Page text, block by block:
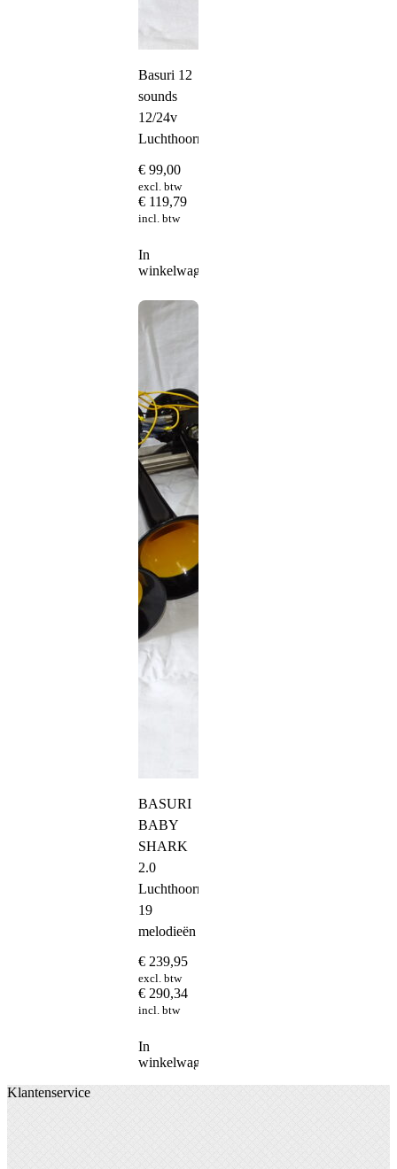
Basuri 12
sounds
12/24v
Luchthoorn
€ 99,00
excl. btw
€ 119,79
incl. btw
In
winkelwagen
BASURI
BABY
SHARK
2.0
Luchthoorn-
19
melodieën
€ 239,95
excl. btw
€ 290,34
incl. btw
In
winkelwagen
Klantenservice